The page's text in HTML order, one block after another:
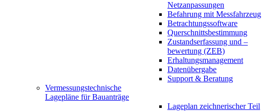
Netzanpassungen
Befahrung mit Messfahrzeug
Betrachtungssoftware
Querschnittsbestimmung
Zustandserfassung und –
bewertung (ZEB)
Erhaltungsmanagement
Datenübergabe
Support & Beratung
Vermessungstechnische
Lagepläne für Bauanträge
Lageplan zeichnerischer Teil